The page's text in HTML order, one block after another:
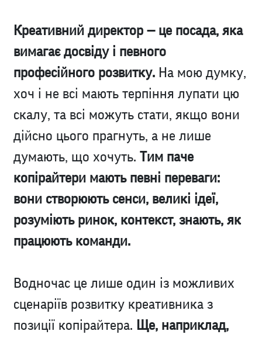
Креативний директор — це посада, яка
вимагає досвіду і певного
професійного розвитку.На мою думку,
хоч і не всі мають терпіння лупати цю
скалу, та всі можуть стати, якщо вони
дійсно цього прагнуть, а не лише
думають, що хочуть. Тим паче
копірайтери мають певні переваги:
вони створюють сенси, великі ідеї,
розуміють ринок, контекст, знають, як
працюють команди.
Водночас це лише один із можливих
сценаріїв розвитку креативника з
позиції копірайтера. Ще, наприклад,